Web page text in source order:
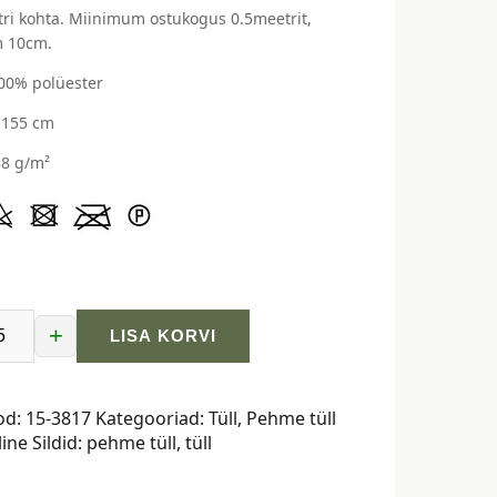
kohta. Miinimum ostukogus 0.5meetrit,
10cm.
polüester
cm
g/m²
+ LISA KORVI
15-3817 Kategooriad: Tüll, Pehme tüll
Sildid: pehme tüll, tüll